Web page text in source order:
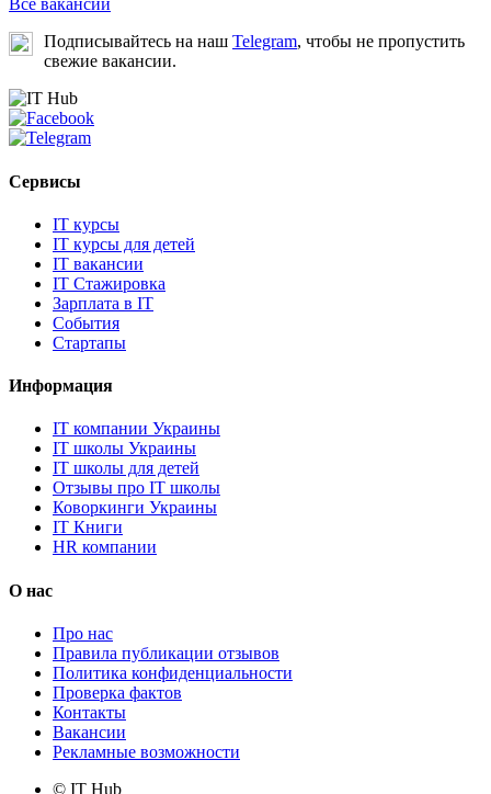
Все вакансии
Подписывайтесь на наш Telegram, чтобы не пропустить
свежие вакансии.
Сервисы
IT курсы
IT курсы для детей
IT вакансии
IT Стажировка
Зарплата в IT
События
Стартапы
Информация
IT компании Украины
IT школы Украины
IT школы для детей
Отзывы про IT школы
Коворкинги Украины
IT Книги
HR компании
О нас
Про нас
Правила публикации отзывов
Политика конфиденциальности
Проверка фактов
Контакты
Вакансии
Рекламные возможности
© IT Hub